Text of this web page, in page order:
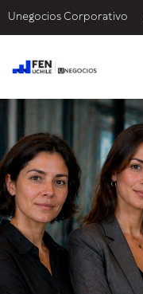
Unegocios Corporativo